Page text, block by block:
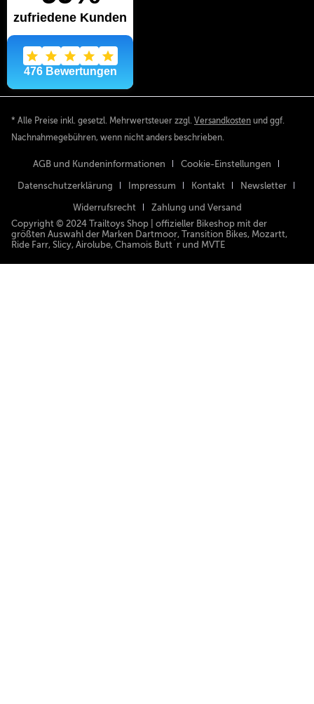
* Alle Preise inkl. gesetzl. Mehrwertsteuer zzgl. Versandkosten und ggf.
Nachnahmegebühren, wenn nicht anders beschrieben.
AGB und Kundeninformationen Cookie-Einstellungen
Datenschutzerklärung Impressum Kontakt Newsletter
Widerrufsrecht
Zahlung und Versand
Copyright © 2024 Trailtoys Shop | offizieller Bikeshop mit der
größten Auswahl der Marken Dartmoor, Transition Bikes, Mozartt,
Ride Farr, Slicy, Airolube, Chamois Butt´r und MVTE